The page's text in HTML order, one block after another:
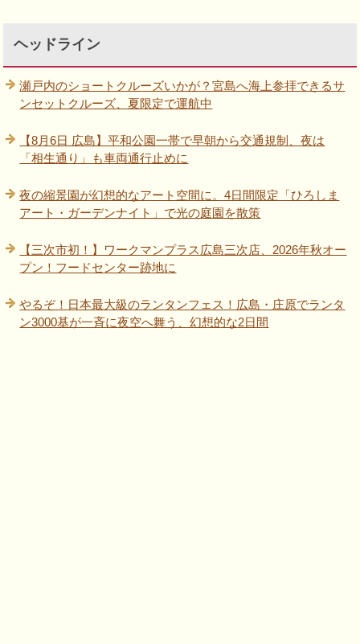
ヘッドライン
瀬戸内のショートクルーズいかが？宮島へ海上参拝できるサ
ンセットクルーズ、夏限定で運航中
【8月6日 広島】平和公園一帯で早朝から交通規制、夜は
「相生通り」も車両通行止めに
夜の縮景園が幻想的なアート空間に。4日間限定「ひろしま
アート・ガーデンナイト」で光の庭園を散策
【三次市初！】ワークマンプラス広島三次店、2026年秋オー
プン！フードセンター跡地に
やるぞ！日本最大級のランタンフェス！広島・庄原でランタ
ン3000基が一斉に夜空へ舞う、幻想的な2日間